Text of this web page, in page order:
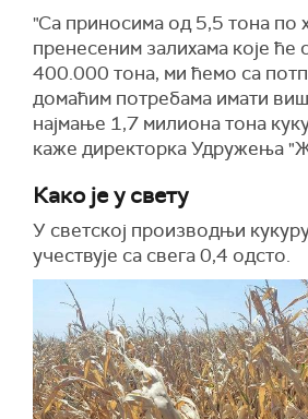
"Са приносима од 5,5 тона по
пренесеним залихама које ће
400.000 тона, ми ћемо са
домаћим потребама имати
најмање 1,7 милиона тона
каже директорка Удружења
Како је у свету
У светској производњи
учествује са свега 0,4 одсто.